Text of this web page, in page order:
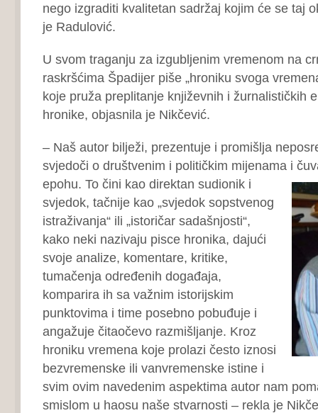
nego izgraditi kvalitetan sadržaj kojim će se taj
je Radulović.
U svom traganju za izgubljenim vremenom na
raskršćima Špadijer piše „hroniku svoga
koje pruža preplitanje književnih i žurnalističkih
hronike, objasnila je Nikčević.
– Naš autor bilježi, prezentuje i promišlja
svjedoči o društvenim i političkim mijenama i
epohu. To čini kao direktan sudionik i
svjedok, tačnije kao „svjedok sopstvenog
istraživanja“ ili „istoričar sadašnjosti“,
kako neki nazivaju pisce hronika, dajući
svoje analize, komentare, kritike,
tumačenja određenih događaja,
komparira ih sa važnim istorijskim
punktovima i time posebno pobuđuje i
angažuje čitaočevo razmišljanje. Kroz
hroniku vremena koje prolazi često iznosi
bezvremenske ili vanvremenske istine i
svim ovim navedenim aspektima autor nam
smislom u haosu naše stvarnosti – rekla je